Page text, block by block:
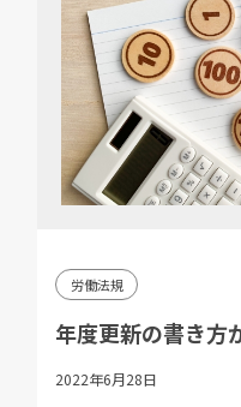
労働法規
年度更新の書き方
2022年6月28日